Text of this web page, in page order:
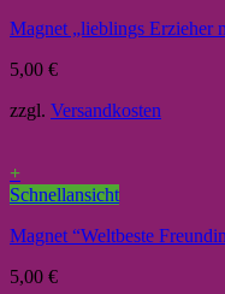
Magnet „lieblings Erzieher
5,00 €
zzgl. Versandkosten
+
Schnellansicht
Magnet “Weltbeste
5,00 €